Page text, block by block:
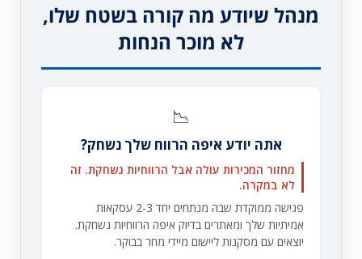
מנהל שיודע מה קורה בשטח שלו,
לא מוכר הנחות
📉
אתה יודע איפה הרווח שלך נשחק?
מחזור המכירות עולה אבל הרווחיות נשחקת. זה
לא במקרה.
פגישה ממוקדת שבה מנתחים יחד 2-3 עסקאות
אמיתיות שלך ומאתרים בדיוק איפה הרווחיות נשחקת.
יוצאים עם מסקנות ליישום מיידי מחר בבוקר.